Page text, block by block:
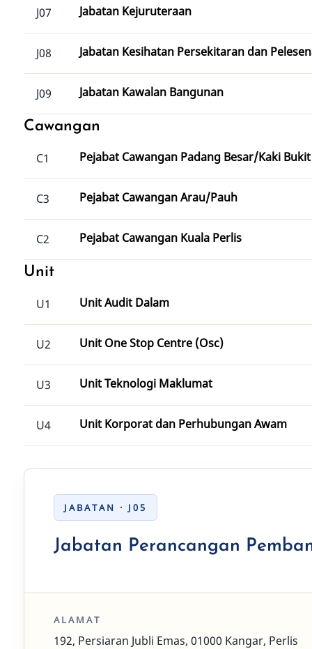
J07 Jabatan Kejuruteraan
J08 Jabatan Kesihatan Persekitaran dan
J09 Jabatan Kawalan Bangunan
Cawangan
C1 Pejabat Cawangan Padang Besar/Kaki Bukit
C3 Pejabat Cawangan Arau/Pauh
C2 Pejabat Cawangan Kuala Perlis
Unit
U1 Unit Audit Dalam
U2 Unit One Stop Centre (Osc)
U3 Unit Teknologi Maklumat
U4 Unit Korporat dan Perhubungan Awam
JABATAN · J05
Jabatan Perancangan
ALAMAT
192, Persiaran Jubli Emas, 01000 Kangar, Perlis